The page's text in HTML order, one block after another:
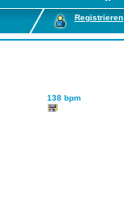
Registrieren
138 bpm